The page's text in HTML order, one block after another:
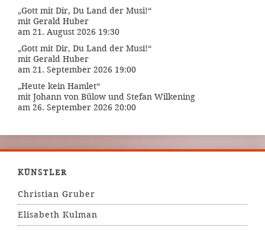
„Gott mit Dir, Du Land der Musi!“
mit Gerald Huber
am 21. August 2026 19:30
„Gott mit Dir, Du Land der Musi!“
mit Gerald Huber
am 21. September 2026 19:00
„Heute kein Hamlet“
mit Johann von Bülow und Stefan Wilkening
am 26. September 2026 20:00
KÜNSTLER
Christian Gruber
Elisabeth Kulman